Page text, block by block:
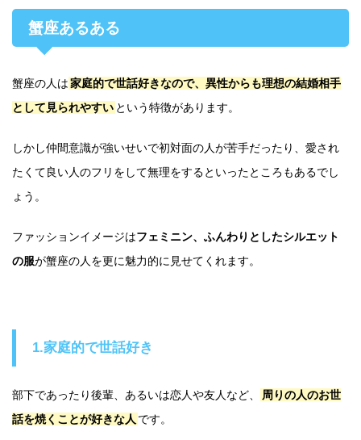
蟹座あるある
蟹座の人は家庭的で世話好きなので、異性からも理想の結婚相手
として見られやすい という特徴があります。
しかし仲間意識が強いせいで初対面の人が苦手だったり、愛され
たくて良い人のフリをして無理をするといったところもあるでし
ょう。
ファッションイメージはフェミニン、ふんわりとしたシルエット
の服が蟹座の人を更に魅力的に見せてくれます。
1.家庭的で世話好き
部下であったり後輩、あるいは恋人や友人など、
周りの人のお世
話を焼くことが好きな人 です。